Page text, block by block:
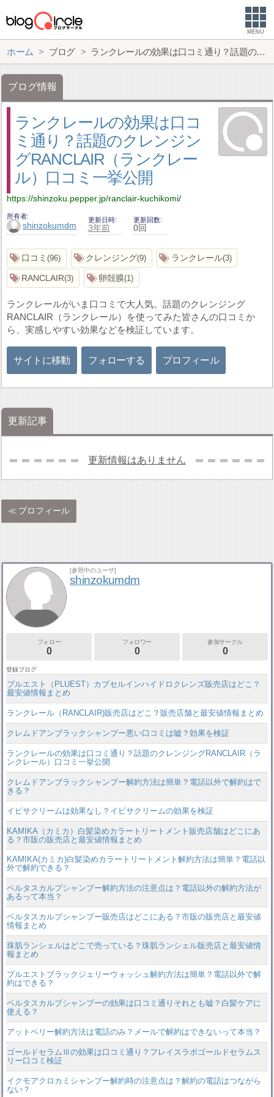
MENU
ホーム ブログ ランクレールの効果は口コミ通り？話題のクレンジングRANCLAIR（ランクレール）口コミ一挙公開
ブログ情報
ランクレールの効果は口コ
ミ通り？話題のクレンジン
グRANCLAIR（ランクレー
ル）口コミ一挙公開
https://shinzoku.pepper.jp/ranclair-kuchikomi/
所有者
shinzokumdm
更新日時
3年前
更新回数
0回
口コミ 96 クレンジング 9 ランクレール 3
RANCLAIR 3 卵殻膜 1
ランクレールがいま口コミで大人気。話題のクレンジング
RANCLAIR（ランクレール）を使ってみた皆さんの口コミか
ら、実感しやすい効果などを検証しています。
サイトに移動 フォローする プロフィール
更新記事
更新情報はありません
プロフィール
[参照中のユーザ]
shinzokumdm
フォロー
0
フォロワー
0
参加サークル
0
登録ブログ
プルエスト（PLUEST）カプセルインハイドロクレンズ販売店はどこ？
最安値情報まとめ
ランクレール（RANCLAIR)販売店はどこ？販売店舗と最安値情報まとめ
クレムドアンブラックシャンプー悪い口コミは嘘？効果を検証
ランクレールの効果は口コミ通り？話題のクレンジングRANCLAIR（ラ
ンクレール）口コミ一挙公開
クレムドアンブラックシャンプー解約方法は簡単？電話以外で解約はで
きる？
イビサクリームは効果なし？イビサクリームの効果を検証
KAMIKA（カミカ）白髪染めカラートリートメント販売店舗はどこにあ
る？市販の販売店と最安値情報まとめ
KAMIKA(カミカ)白髪染めカラートリートメント解約方法は簡単？電話以
外で解約できる？
ベルタスカルプシャンプー解約方法の注意点は？電話以外の解約方法が
あるって本当？
ベルタスカルプシャンプー販売店はどこにある？市販の販売店と最安値
情報まとめ
珠肌ランシェルはどこで売っている？珠肌ランシェル販売店と最安値情
報まとめ
プルエストブラックジェリーウォッシュ解約方法は簡単？電話以外で解
約はできる？
ベルタスカルプシャンプーの効果は口コミ通りそれとも嘘？白髪ケアに
使える？
アットベリー解約方法は電話のみ？メールで解約はできないって本当？
ゴールドセラムⅢの効果は口コミ通り？フレイスラボゴールドセラムス
リー口コミ検証
イクモアクロカミシャンプー解約時の注意点は？解約の電話はつながら
ない？